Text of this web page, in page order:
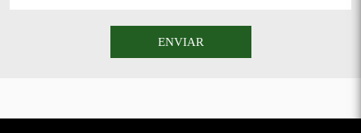
ENVIAR